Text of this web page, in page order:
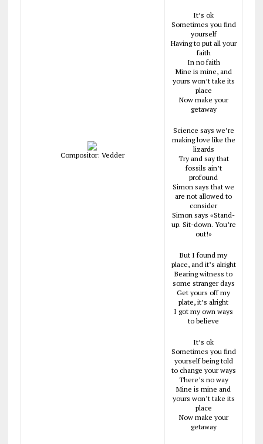
Compositor: Vedder
It’s ok
Sometimes you find
yourself
Having to put all your
faith
In no faith
Mine is mine, and
yours won’t take its
place
Now make your
getaway
Science says we’re
making love like the
lizards
Try and say that
fossils ain’t
profound
Simon says that we
are not allowed to
consider
Simon says «Stand-
up. Sit-down. You’re
out!»
But I found my
place, and it’s alright
Bearing witness to
some stranger days
Get yours off my
plate, it’s alright
I got my own ways
to believe
It’s ok
Sometimes you find
yourself being told
to change your ways
There’s no way
Mine is mine and
yours won’t take its
place
Now make your
getaway